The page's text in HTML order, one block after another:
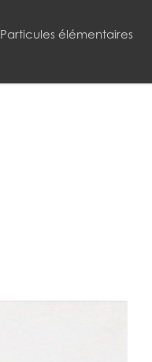
Particules élémentaires